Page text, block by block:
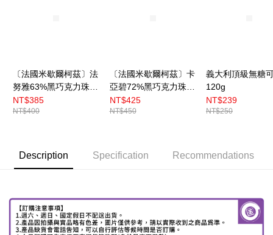
〔法國米歇爾柯茲〕法
努雅63%黑巧克力珠
250g （分裝）
NT$385
NT$400
〔法國米歇爾柯茲〕卡
亞碧72%黑巧克力珠
250g （分裝）
NT$425
NT$450
義大利頂級無糖
120g
NT$239
NT$250
Description Specification Recommendations